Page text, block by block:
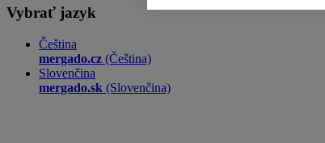
Vybrať jazyk
Čeština
mergado.cz (Čeština)
Slovenčina
mergado.sk (Slovenčina)